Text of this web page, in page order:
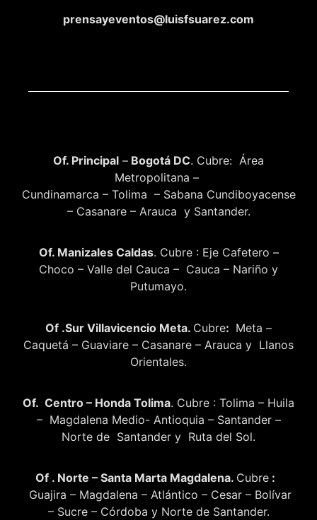
prensayeventos@luisfsuarez.com
Of. Principal – Bogotá DC. Cubre: Área
Metropolitana –
Cundinamarca – Tolima – Sabana Cundiboyacense
– Casanare – Arauca y Santander.
Of. Manizales Caldas. Cubre : Eje Cafetero –
Choco – Valle del Cauca – Cauca – Nariño y
Putumayo.
Of .Sur Villavicencio Meta. Cubre: Meta –
Caquetá – Guaviare – Casanare – Arauca y Llanos
Orientales.
Of. Centro – Honda Tolima. Cubre : Tolima – Huila
– Magdalena Medio- Antioquia – Santander –
Norte de Santander y Ruta del Sol.
Of . Norte – Santa Marta Magdalena. Cubre :
Guajira – Magdalena – Atlántico – Cesar – Bolívar
– Sucre – Córdoba y Norte de Santander.